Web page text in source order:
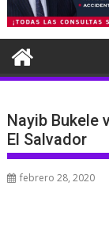
Nayib Bukele
El Salvador
febrero 28, 2020